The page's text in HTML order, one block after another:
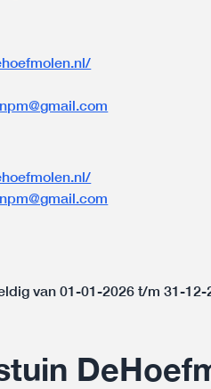
van 01-01-2026 t/m 31-12-